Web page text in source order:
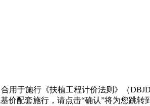
于施行《扶植工程计价法则》（
价配套施行，请点击“确认”将为您跳转